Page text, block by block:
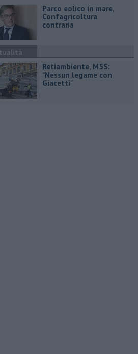
Parco eolico in mare,
Confagricoltura
contraria
Retiambiente, M5S:
"Nessun legame con
Giacetti"